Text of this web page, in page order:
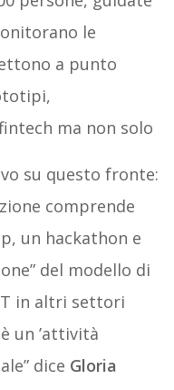
le
a punto
ma non solo
su questo fronte:
comprende
un hackathon e
del modello di
in altri settori
è un ’attività
dice Gloria